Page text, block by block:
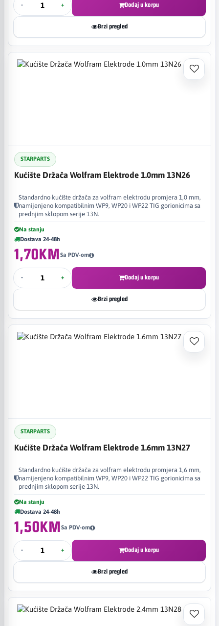
- + Dodaj u korpu
Brzi pregled
STARPARTS
Kućište Držača Wolfram Elektrode 1.0mm 13N26
Standardno kućište držača za volfram elektrodu promjera 1,0 mm,
namijenjeno kompatibilnim WP9, WP20 i WP22 TIG gorionicima sa
prednjim sklopom serije 13N.
Na stanju
Dostava 24-48h
1,70KMSa PDV-om
- + Dodaj u korpu
Brzi pregled
STARPARTS
Kućište Držača Wolfram Elektrode 1.6mm 13N27
Standardno kućište držača za volfram elektrodu promjera 1,6 mm,
namijenjeno kompatibilnim WP9, WP20 i WP22 TIG gorionicima sa
prednjim sklopom serije 13N.
Na stanju
Dostava 24-48h
1,50KMSa PDV-om
- + Dodaj u korpu
Brzi pregled